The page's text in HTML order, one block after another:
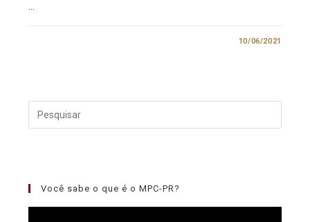
…
10/06/2021
Você sabe o que é o MPC-PR?